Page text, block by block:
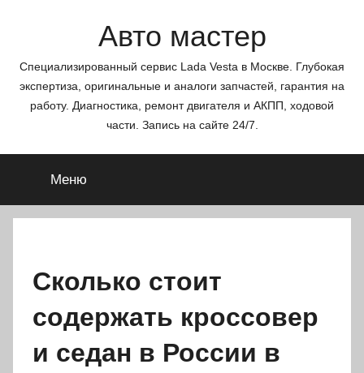
Авто мастер
Специализированный сервис Lada Vesta в Москве. Глубокая
экспертиза, оригинальные и аналоги запчастей, гарантия на
работу. Диагностика, ремонт двигателя и АКПП, ходовой
части. Запись на сайте 24/7.
Меню
Сколько стоит
содержать кроссовер
и седан в России в